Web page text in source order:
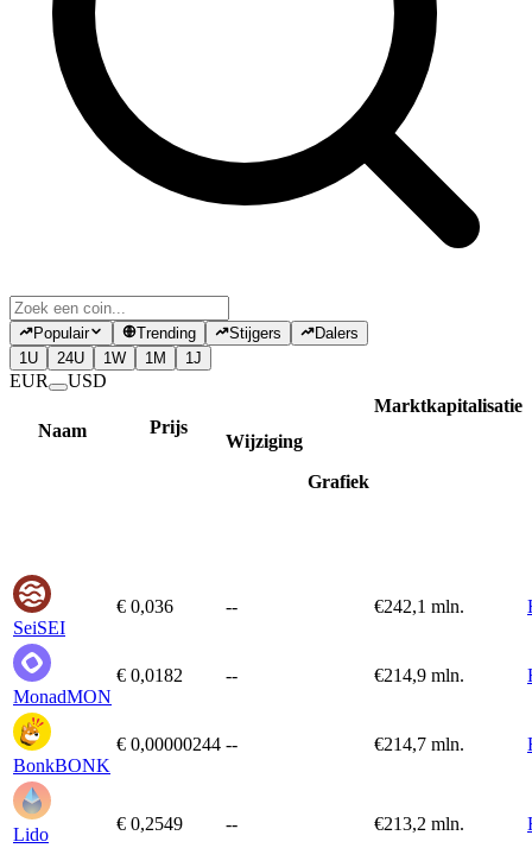
Populair Trending Stijgers
Dalers
1U
24U 1W 1M 1J
EUR USD
Naam Prijs
Wijziging
Grafiek
Marktkapitalisatie
SeiSEI
€ 0,036 -- €242,1 mln.
MonadMON
€ 0,0182 -- €214,9 mln.
BonkBONK
€ 0,00000244 -- €214,7 mln.
Lido
€ 0,2549 -- €213,2 mln.